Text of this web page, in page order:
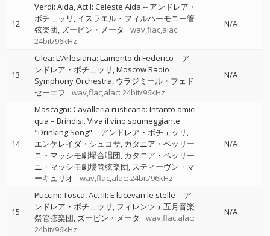
12
Verdi: Aida, Act I: Celeste Aida -- アンドレア・
ボチェッリ イスラエル・フィルハーモニー管
弦楽団 ズービン・メータ
wav,flac,alac:
24bit/96kHz
N/A
13
Cilea: L'Arlesiana: Lamento di Federico -- ア
ンドレア・ボチェッリ Moscow Radio
Symphony Orchestra ウラジミール・フェド
セーエフ
wav,flac,alac: 24bit/96kHz
N/A
14
Mascagni: Cavalleria rusticana: Intanto amici
qua – Brindisi. Viva il vino spumeggiante
"Drinking Song" -- アンドレア・ボチェッリ
エンケレイダ・シュコサ カタニア・ベッリー
ニ・マッシモ劇場合唱団 カタニア・ベッリー
ニ・マッシモ劇場管弦楽団 スティーヴン・マ
ーキュリオ
wav,flac,alac: 24bit/96kHz
N/A
15
Puccini: Tosca, Act III: E lucevan le stelle -- ア
ンドレア・ボチェッリ フィレンツェ五月音楽
祭管弦楽団 ズービン・メータ
wav,flac,alac:
24bit/96kHz
N/A